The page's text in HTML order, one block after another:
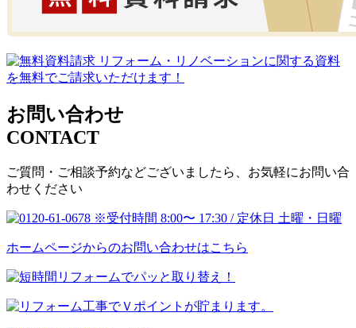
お問い合わせ
CONTACT
ご質問・ご相談予約などございましたら、お気軽にお問い合
わせください
ホームページからのお問い合わせはこちら